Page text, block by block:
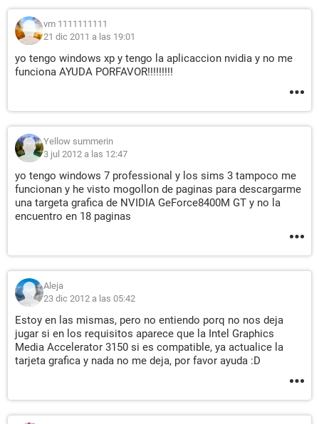
vm 1111111111
21 dic 2011 a las 19:01
yo tengo windows xp y tengo la aplicaccion nvidia y no me
funciona AYUDA PORFAVOR!!!!!!!!!
Yellow summerin
3 jul 2012 a las 12:47
yo tengo windows 7 professional y los sims 3 tampoco me
funcionan y he visto mogollon de paginas para descargarme
una targeta grafica de NVIDIA GeForce8400M GT y no la
encuentro en 18 paginas
Aleja
23 dic 2012 a las 05:42
Estoy en las mismas, pero no entiendo porq no nos deja
jugar si en los requisitos aparece que la Intel Graphics
Media Accelerator 3150 si es compatible, ya actualice la
tarjeta grafica y nada no me deja, por favor ayuda :D